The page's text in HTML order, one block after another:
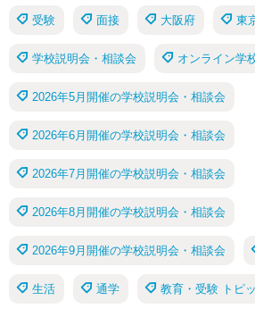
受験 面接 大阪府 東
学校説明会・相談会 オンライン学
2026年5月開催の学校説明会・相談会
2026年6月開催の学校説明会・相談会
2026年7月開催の学校説明会・相談会
2026年8月開催の学校説明会・相談会
2026年9月開催の学校説明会・相談会
生活 通学 教育・受験 トピ